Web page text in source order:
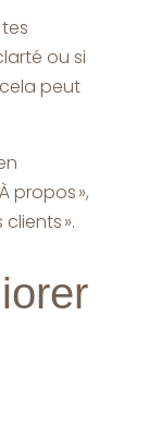
ou si
peut
propos »,
clients ».